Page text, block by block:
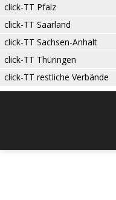
click-TT Pfalz
click-TT Saarland
click-TT Sachsen-Anhalt
click-TT Thüringen
click-TT restliche Verbände